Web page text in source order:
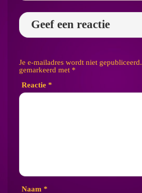
Geef een reactie
Je e-mailadres wordt niet gepubliceerd.
gemarkeerd met *
Reactie *
Naam *